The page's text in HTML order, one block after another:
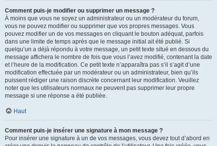
Comment puis-je modifier ou supprimer un message ?
À moins que vous ne soyez un administrateur ou un modérateur du forum,
vous ne pouvez modifier ou supprimer que vos propres messages. Vous
pouvez modifier un de vos messages en cliquant le bouton adéquat, parfois
dans une limite de temps après que le message initial ait été publié. Si
quelqu’un a déjà répondu à votre message, un petit texte situé en dessous du
message affichera le nombre de fois que vous l’avez modifié, contenant la date
et l’heure de la modification. Ce petit texte n’apparaîtra pas s’il s’agit d’une
modification effectuée par un modérateur ou un administrateur, bien qu’ils
puissent rédiger une raison discrète concernant leur modification. Veuillez
noter que les utilisateurs normaux ne peuvent pas supprimer leur propre
message si une réponse a été publiée.
Haut
Comment puis-je insérer une signature à mon message ?
Pour insérer une signature à un de vos messages, vous devez tout d’abord en